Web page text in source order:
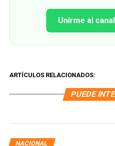
Unirme al
ARTÍCULOS RELACIONADOS:
PUEDE
NACIONAL